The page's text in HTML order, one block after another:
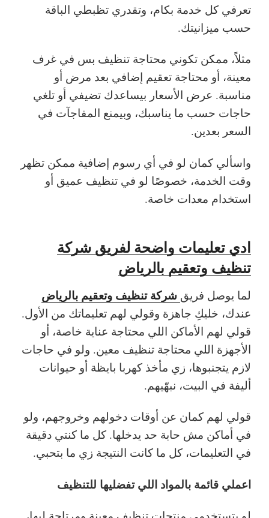
تعرفي كل خدمة بكام، وتقدري تظبطي الباقة
حسب ميزانيتك.
مثلاً، ممكن تكوني محتاجة تنظيف بس في غرف
معينة، أو محتاجة تعقيم إضافي بعد مرض أو
مناسبة. عرض الأسعار بيساعدك تضيفي أو تلغي
حاجات حسب ما يناسبك، وبيمنع المفاجآت في
السعر بعدين.
واسألي كمان لو في أي رسوم إضافية ممكن تظهر
وقت الخدمة، خصوصًا لو في تنظيف عميق أو
استخدام معدات خاصة.
ادي تعليمات واضحة لفريق شركة
تنظيف وتعقيم بالرياض
لما يوصل فريق شركة تنظيف وتعقيم بالرياض
عندك، خليكِ جاهزة وقولي لهم تعليماتك من الأول.
قولي لهم الأماكن اللي محتاجة عناية خاصة، أو
الأجهزة اللي محتاجة تنظيف معين. ولو في حاجات
لازم يتجنبوها، زي مأخذ كهربا بايظة أو حيوانات
أليفة في البيت، نبهّيهم.
قولي لهم كمان عن أوقات دخولهم وخروجهم، ولو
في أماكن مش حابة حد يدخلها. كل ما كنتي دقيقة
في التعليمات، كل ما كانت النتيجة زي ما بتحبي.
اعملي قائمة بالمواد اللي تفضليها للتنظيف